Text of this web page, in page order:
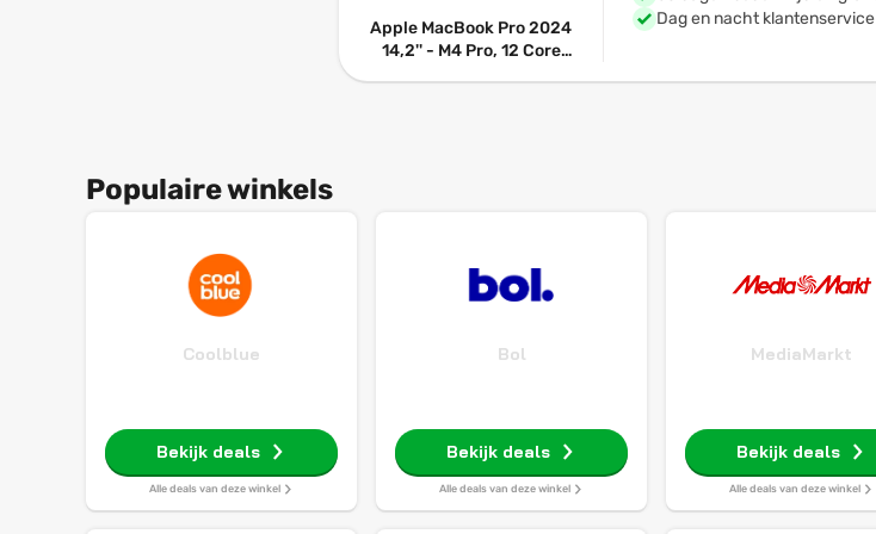
Apple MacBook Pro 2024
14,2'' - M4 Pro, 12 Core
Dag en nacht klantenservice
Populaire winkels
Coolblue
Bekijk deals
Alle deals van deze winkel
Bol
Bekijk deals
Alle deals van deze winkel
MediaMarkt
Bekijk deals
Alle deals van deze winkel